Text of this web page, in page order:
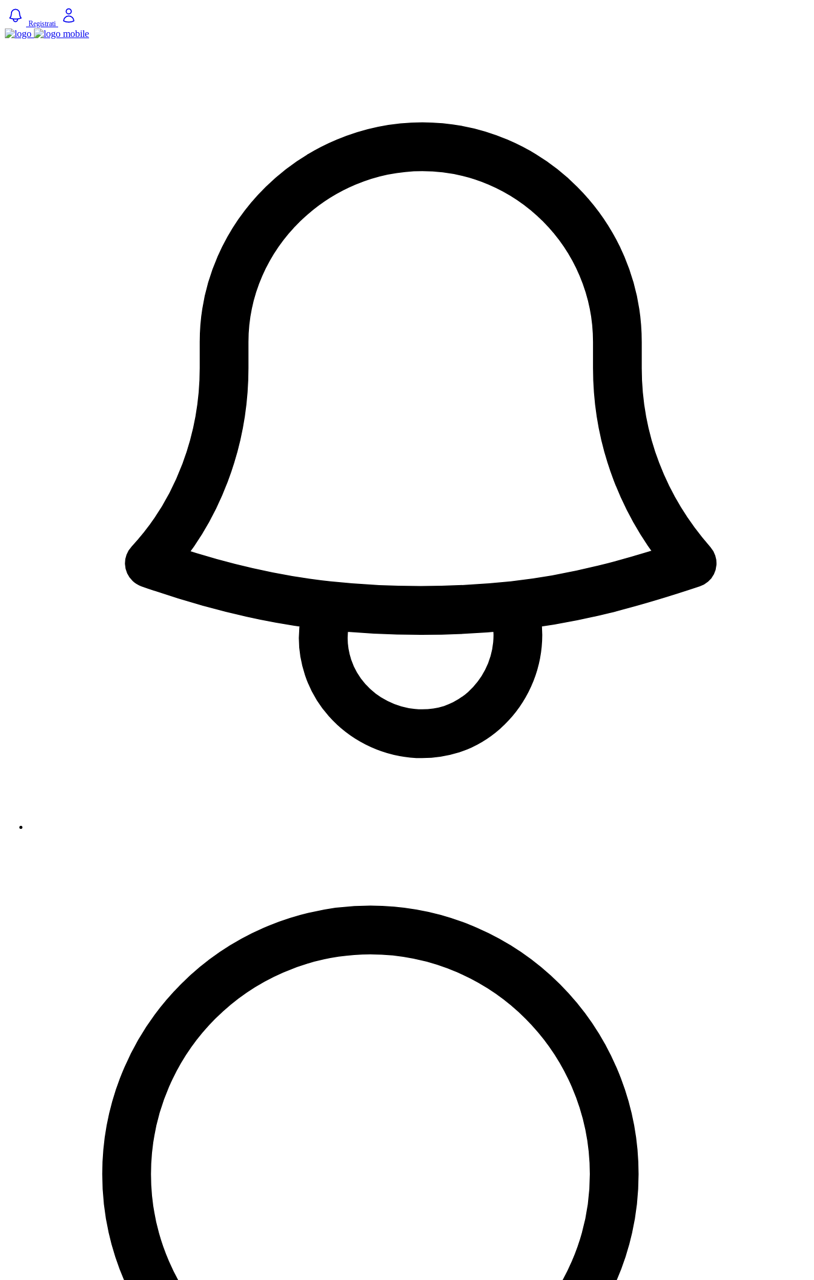
Registrati